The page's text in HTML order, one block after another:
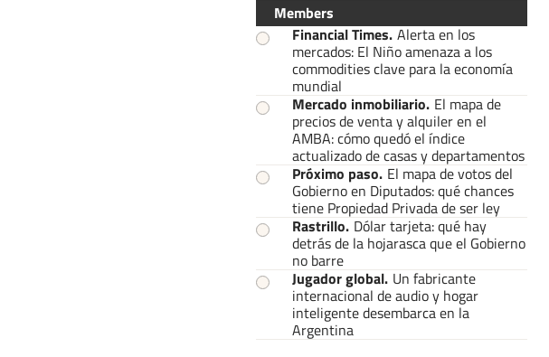
Members
Financial Times. Alerta en los
mercados: El Niño amenaza a los
commodities clave para la economía
mundial
Mercado inmobiliario. El mapa de
precios de venta y alquiler en el
AMBA: cómo quedó el índice
actualizado de casas y departamentos
Próximo paso. El mapa de votos del
Gobierno en Diputados: qué chances
tiene Propiedad Privada de ser ley
Rastrillo. Dólar tarjeta: qué hay
detrás de la hojarasca que el Gobierno
no barre
Jugador global. Un fabricante
internacional de audio y hogar
inteligente desembarca en la
Argentina